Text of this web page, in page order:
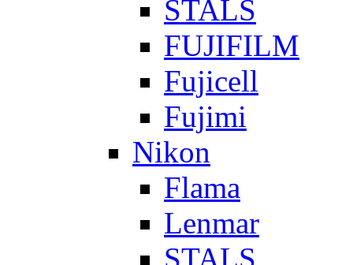
STALS
FUJIFILM
Fujicell
Fujimi
Nikon
Flama
Lenmar